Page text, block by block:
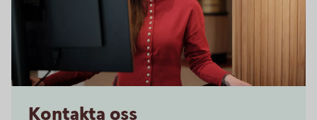
Kontakta oss